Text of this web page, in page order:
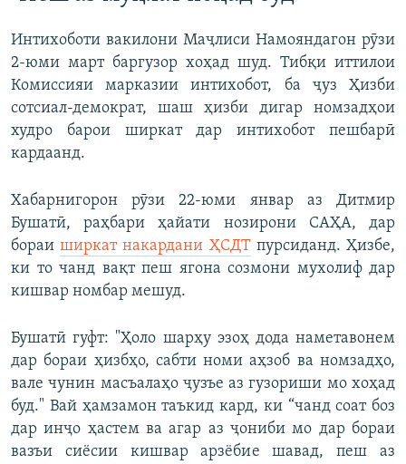
Интихоботи вакилони Маҷлиси Намояндагон рӯзи
2-юми март баргузор хоҳад шуд. Тибқи иттилои
Комиссияи марказии интихобот, ба ҷуз Ҳизби
сотсиал-демократ, шаш ҳизби дигар номзадҳои
худро барои ширкат дар интихобот пешбарӣ
кардаанд.
Хабарнигорон рӯзи 22-юми январ аз Дитмир
Бушатӣ, раҳбари ҳайати нозирони САҲА, дар
бораиширкат накардани ҲСДТпурсиданд. Ҳизбе,
ки то чанд вақт пеш ягона созмони мухолиф дар
кишвар номбар мешуд.
Бушатӣ гуфт: "Ҳоло шарҳу эзоҳ дода наметавонем
дар бораи ҳизбҳо, сабти номи аҳзоб ва номзадҳо,
вале чунин масъалаҳо ҷузъе аз гузориши мо хоҳад
буд." Вай ҳамзамон таъкид кард, ки “чанд соат боз
дар инҷо ҳастем ва агар аз ҷониби мо дар бораи
вазъи сиёсии кишвар арзёбие шавад, пеш аз